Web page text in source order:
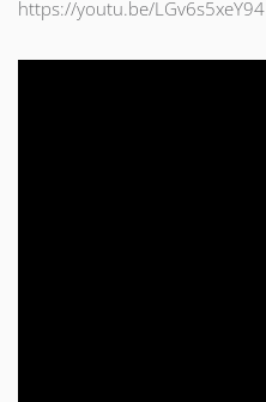
https://youtu.be/LGv6s5xeY94